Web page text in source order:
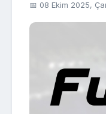
📅 08 Ekim 2025,